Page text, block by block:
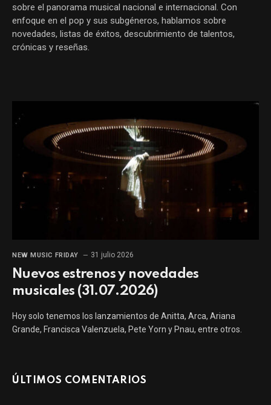
sobre el panorama musical nacional e internacional. Con
enfoque en el pop y sus subgéneros, hablamos sobre
novedades, listas de éxitos, descubrimiento de talentos,
crónicas y reseñas.
NEW MUSIC FRIDAY 31 julio 2026
Nuevos estrenos y novedades
musicales (31.07.2026)
Hoy solo tenemos los lanzamientos de Anitta, Arca, Ariana
Grande, Francisca Valenzuela, Pete Yorn y Pnau, entre otros.
ÚLTIMOS COMENTARIOS